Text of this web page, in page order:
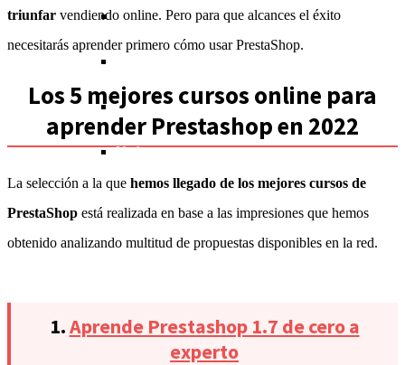
Gestión empresarial
Ciencia
Preparación de exámenes
Nutrición
Instrumentos musicales
Miami
Orlando
Utah
triunfar vendiendo online. Pero para que alcances el éxito
necesitarás aprender primero cómo usar PrestaShop.
Los 5 mejores cursos online para
aprender Prestashop en 2022
La selección a la que hemos llegado de los mejores cursos de
PrestaShop está realizada en base a las impresiones que hemos
obtenido analizando multitud de propuestas disponibles en la red.
1.Aprende Prestashop 1.7 de cero a
experto